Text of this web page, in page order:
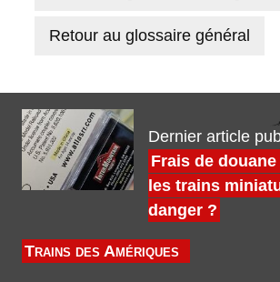
Retour au glossaire général
Dernier article
Frais de
les trains
danger ?
Trains des Amériques